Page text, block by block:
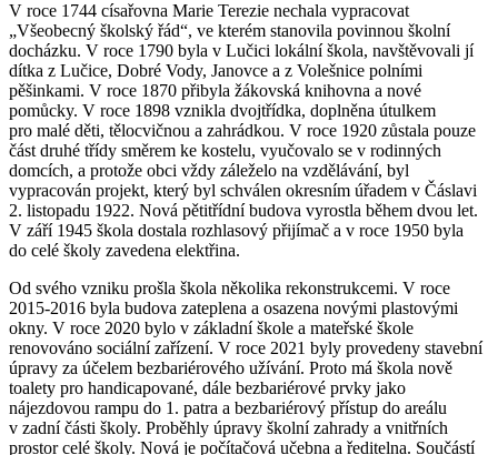
V roce 1744 císařovna Marie Terezie nechala vypracovat
„Všeobecný školský řád“, ve kterém stanovila povinnou školní
docházku. V roce 1790 byla v Lučici lokální škola, navštěvovali jí
dítka z Lučice, Dobré Vody, Janovce a z Volešnice polními
pěšinkami. V roce 1870 přibyla žákovská knihovna a nové
pomůcky. V roce 1898 vznikla dvojtřídka, doplněna útulkem
pro malé děti, tělocvičnou a zahrádkou. V roce 1920 zůstala pouze
část druhé třídy směrem ke kostelu, vyučovalo se v rodinných
domcích, a protože obci vždy záleželo na vzdělávání, byl
vypracován projekt, který byl schválen okresním úřadem v Čáslavi
2. listopadu 1922. Nová pětitřídní budova vyrostla během dvou let.
V září 1945 škola dostala rozhlasový přijímač a v roce 1950 byla
do celé školy zavedena elektřina.
Od svého vzniku prošla škola několika rekonstrukcemi. V roce
2015-2016 byla budova zateplena a osazena novými plastovými
okny. V roce 2020 bylo v základní škole a mateřské škole
renovováno sociální zařízení. V roce 2021 byly provedeny stavební
úpravy za účelem bezbariérového užívání. Proto má škola nově
toalety pro handicapované, dále bezbariérové prvky jako
nájezdovou rampu do 1. patra a bezbariérový přístup do areálu
v zadní části školy. Proběhly úpravy školní zahrady a vnitřních
prostor celé školy. Nová je počítačová učebna a ředitelna. Součástí